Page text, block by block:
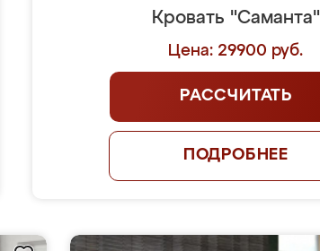
Кровать "Саманта"
Цена: 29900 руб.
РАССЧИТАТЬ
ПОДРОБНЕЕ